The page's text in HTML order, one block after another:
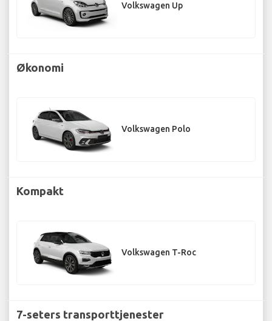
Volkswagen Up
Økonomi
Volkswagen Polo
Kompakt
Volkswagen T-Roc
7-seters transporttjenester